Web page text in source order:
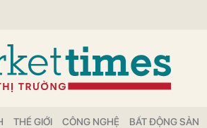
THẾ GIỚI CÔNG NGHỆ BẤT ĐỘNG SẢN